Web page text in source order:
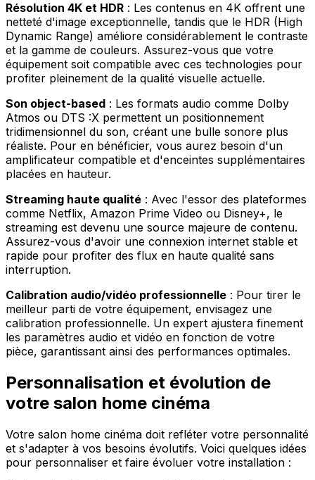
Résolution 4K et HDR : Les contenus en 4K offrent une
netteté d'image exceptionnelle, tandis que le HDR (High
Dynamic Range) améliore considérablement le contraste
et la gamme de couleurs. Assurez-vous que votre
équipement soit compatible avec ces technologies pour
profiter pleinement de la qualité visuelle actuelle.
Son object-based : Les formats audio comme Dolby
Atmos ou DTS :X permettent un positionnement
tridimensionnel du son, créant une bulle sonore plus
réaliste. Pour en bénéficier, vous aurez besoin d'un
amplificateur compatible et d'enceintes supplémentaires
placées en hauteur.
Streaming haute qualité : Avec l'essor des plateformes
comme Netflix, Amazon Prime Video ou Disney+, le
streaming est devenu une source majeure de contenu.
Assurez-vous d'avoir une connexion internet stable et
rapide pour profiter des flux en haute qualité sans
interruption.
Calibration audio/vidéo professionnelle : Pour tirer le
meilleur parti de votre équipement, envisagez une
calibration professionnelle. Un expert ajustera finement
les paramètres audio et vidéo en fonction de votre
pièce, garantissant ainsi des performances optimales.
Personnalisation et évolution de
votre salon home cinéma
Votre salon home cinéma doit refléter votre personnalité
et s'adapter à vos besoins évolutifs. Voici quelques idées
pour personnaliser et faire évoluer votre installation :